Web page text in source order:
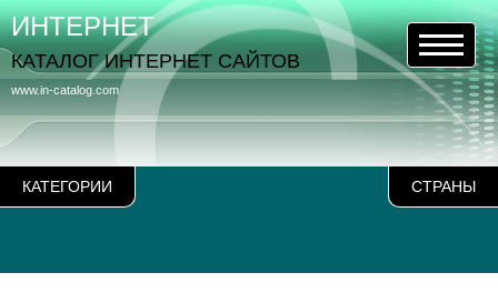
КАТЕГОРИИ СТРАНЫ
www.in-catalog.com
ИНТЕРНЕТ
КАТАЛОГ ИНТЕРНЕТ САЙТОВ